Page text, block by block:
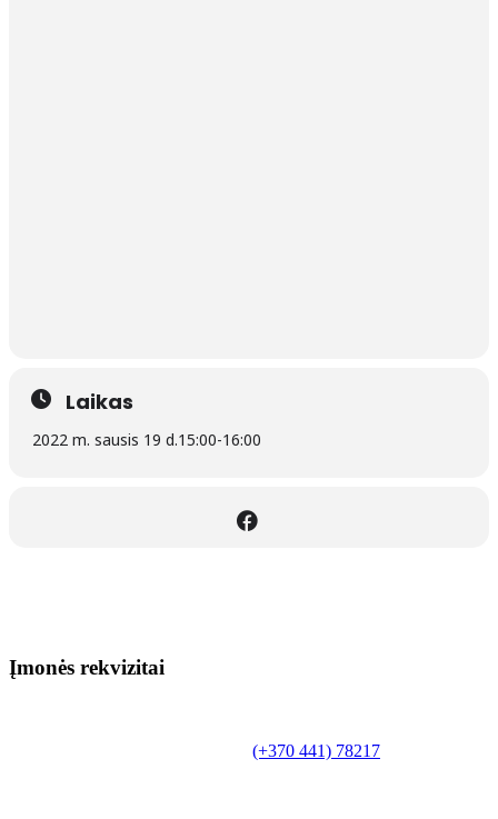
Laikas
2022 m. sausis 19 d.15:00-16:00
Įmonės rekvizitai
(+370 441) 78217